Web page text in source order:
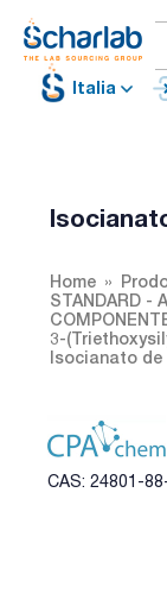
Italia
Home
STANDARD -
3-
Isocianato
CAS: 24801-